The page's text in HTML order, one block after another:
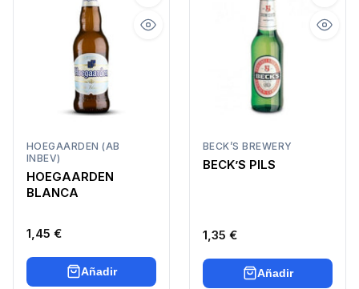
HOEGAARDEN (AB
INBEV)
HOEGAARDEN
BLANCA
1,45 €
Añadir
BECK’S BREWERY
BECK’S PILS
1,35 €
Añadir